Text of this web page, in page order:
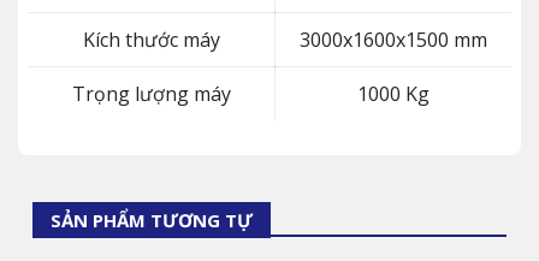
Kích thước máy 3000x1600x1500 mm
Trọng lượng máy 1000 Kg
SẢN PHẨM TƯƠNG TỰ